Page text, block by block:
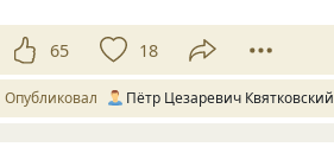
65 18
Опубликовал Пётр Цезаревич Квятковский